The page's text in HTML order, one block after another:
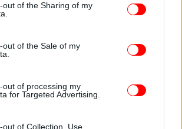
visit or usage behaviour. You may click to
to Google and its third-party tags to
below specified purposes in below Google
out of the Sharing of my
out of the Sale of my
out of processing my
for Targeted Advertising.
of Collection, Use,
Βελιγράδι. Ο άνθρωπος που
της Παρτιζάν την ημέρα που
φιλικό στα χρονικά
και αισθάνεται πως
σύνδεση με την Ένωση. «Έχουμε
δύσκολες στιγμές στην ιστορία
πολλά κοινά πράγματα
και συγκεκριμένα με τους
ΑΕΚ. Εννοώ τους πολέμους και την